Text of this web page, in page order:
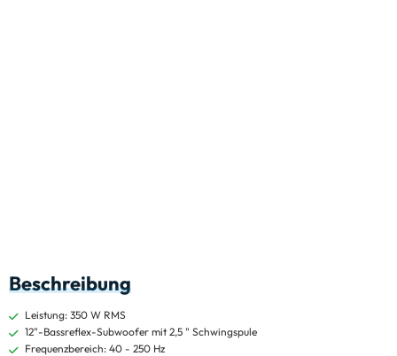
Beschreibung
Leistung: 350 W RMS
12"-Bassreflex-Subwoofer mit 2,5 " Schwingspule
Frequenzbereich: 40 - 250 Hz